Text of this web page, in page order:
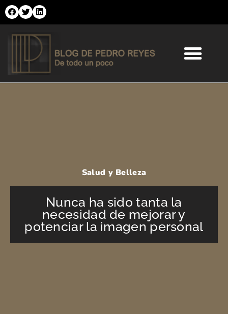
al
contenido
Salud y Belleza
Nunca ha sido tanta la
necesidad de mejorar y
potenciar la imagen personal